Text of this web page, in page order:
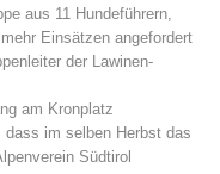
aus 11 Hundeführern,
Einsätzen angefordert
der Lawinen-
am Kronplatz
im selben Herbst das
Südtirol